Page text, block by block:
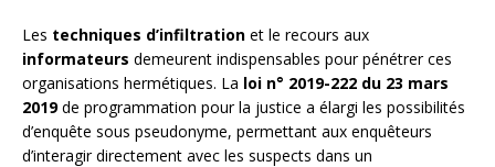
Les techniques d’infiltration et le recours aux
informateurs demeurent indispensables pour pénétrer ces
organisations hermétiques. La loi n° 2019-222 du 23 mars
2019de programmation pour la justice a élargi les possibilités
d’enquête sous pseudonyme, permettant aux enquêteurs
d’interagir directement avec les suspects dans un